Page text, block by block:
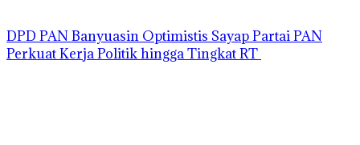
DPD PAN Banyuasin Optimistis Sayap Partai PAN
Perkuat Kerja Politik hingga Tingkat RT